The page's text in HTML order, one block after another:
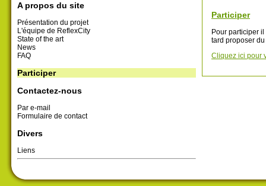
A propos du site
Présentation du projet
L'équipe de ReflexCity
State of the art
News
FAQ
Participer
Contactez-nous
Par e-mail
Formulaire de contact
Divers
Liens
Participer
Pour participer
tard proposer
Cliquez ici pour